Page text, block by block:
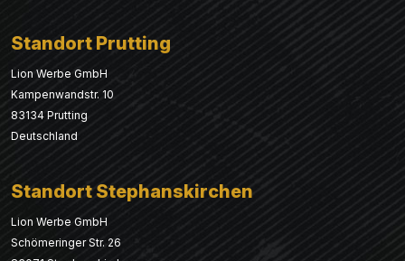
Standort Prutting
Lion Werbe GmbH
Kampenwandstr. 10
83134 Prutting
Deutschland
Standort Stephanskirchen
Lion Werbe GmbH
Schömeringer Str. 26